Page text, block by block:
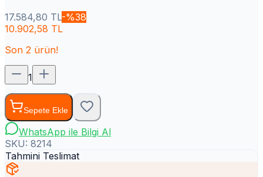
17.584,80 TL-%38
10.902,58 TL
Son 2 ürün!
1
Sepete Ekle
WhatsApp ile Bilgi Al
SKU: 8214
Tahmini Teslimat